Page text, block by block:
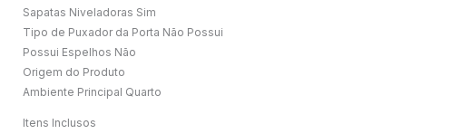
Sapatas Niveladoras Sim
Tipo de Puxador da Porta Não Possui
Possui Espelhos Não
Origem do Produto
Ambiente Principal Quarto
Itens Inclusos